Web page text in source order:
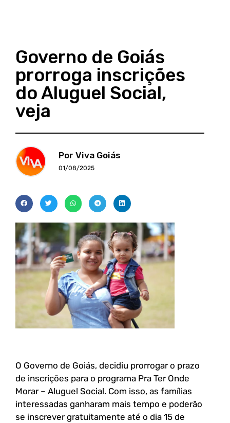
Governo de Goiás
prorroga inscrições
do Aluguel Social,
veja
Por Viva Goiás
01/08/2025
O Governo de Goiás, decidiu prorrogar o prazo
de inscrições para o programa Pra Ter Onde
Morar – Aluguel Social. Com isso, as famílias
interessadas ganharam mais tempo e poderão
se inscrever gratuitamente até o dia 15 de